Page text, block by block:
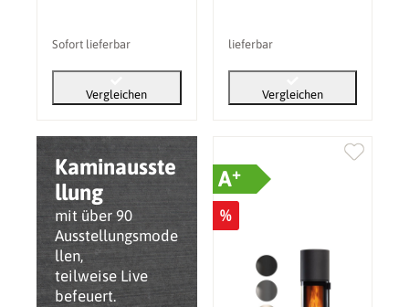
Kaminausste
llung
mit über 90
Ausstellungsmode
llen,
teilweise Live
befeuert.
Sofort lieferbar
Vergleichen
lieferbar
Vergleichen
A+
%